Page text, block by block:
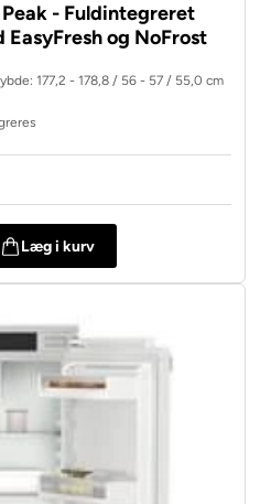
- Fuldintegreret
og NoFrost
177,2 - 178,8 / 56 - 57 / 55,0 cm
Læg i kurv